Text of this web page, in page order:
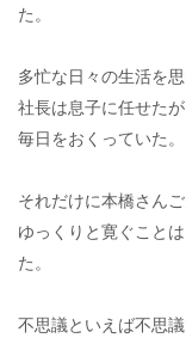
た。
多忙な日々の生活を
社長は息子に任せた
毎日をおくっていた。
それだけに本橋さん
ゆっくりと寛ぐこと
た。
不思議といえば不思